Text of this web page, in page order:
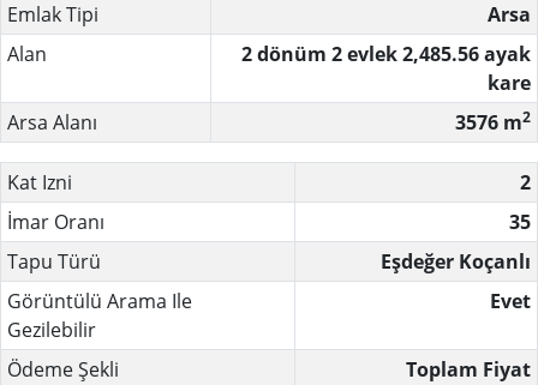
Emlak Tipi
Arsa
Alan
2 dönüm 2 evlek2,485.56 ayak
kare
Arsa Alanı
3576 m2
Kat Izni
2
İmar Oranı
35
Tapu Türü
Eşdeğer Koçanlı
Görüntülü Arama Ile
Gezilebilir
Evet
Ödeme Şekli
Toplam Fiyat